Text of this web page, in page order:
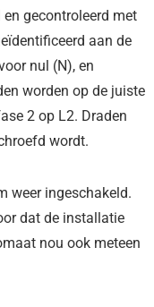
gecontroleerd met
aan de
nul (N), en
worden op de juiste
2 op L2. Draden
wordt.
weer ingeschakeld.
dat de installatie
nou ook meteen